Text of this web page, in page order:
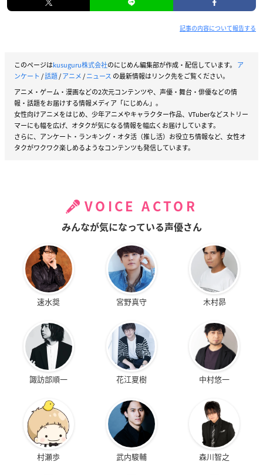
記事の内容について報告する
このページはkusuguru株式会社のにじめん編集部が作成・配信しています。 ア
ンケート /話題/アニメ/ニュース の最新情報はリンク先をご覧ください。
アニメ・ゲーム・漫画などの2次元コンテンツや、声優・舞台・俳優などの情
報・話題をお届けする情報メディア「にじめん」。
女性向けアニメをはじめ、少年アニメやキャラクター作品、VTuberなどストリー
マーにも幅を広げ、オタクが気になる情報を幅広くお届けしています。
さらに、アンケート・ランキング・オタ活（推し活）お役立ち情報など、女性オ
タクがワクワク楽しめるようなコンテンツも発信しています。
VOICE ACTOR
みんなが気になっている声優さん
速水奨 宮野真守 木村昴
諏訪部順一 花江夏樹 中村悠一
村瀬歩 武内駿輔 森川智之